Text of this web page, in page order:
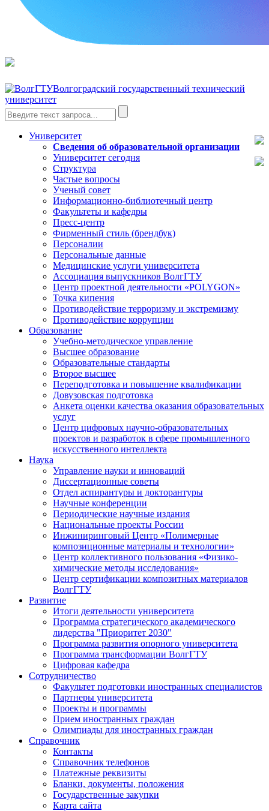
Волгоградский государственный технический
университет
Университет
Сведения об образовательной организации
Университет сегодня
Структура
Частые вопросы
Ученый совет
Информационно-библиотечный центр
Факультеты и кафедры
Пресс-центр
Фирменный стиль (брендбук)
Персоналии
Персональные данные
Медицинские услуги университета
Ассоциация выпускников ВолгГТУ
Центр проектной деятельности «POLYGON»
Точка кипения
Противодействие терроризму и экстремизму
Противодействие коррупции
Образование
Учебно-методическое управление
Высшее образование
Образовательные стандарты
Второе высшее
Переподготовка и повышение квалификации
Довузовская подготовка
Анкета оценки качества оказания образовательных
услуг
Центр цифровых научно-образовательных
проектов и разработок в сфере промышленного
искусственного интеллекта
Наука
Управление науки и инноваций
Диссертационные советы
Отдел аспирантуры и докторантуры
Научные конференции
Периодические научные издания
Национальные проекты России
Инжиниринговый Центр «Полимерные
композиционные материалы и технологии»
Центр коллективного пользования «Физико-
химические методы исследования»
Центр сертификации композитных материалов
ВолгГТУ
Развитие
Итоги деятельности университета
Программа стратегического академического
лидерства "Приоритет 2030"
Программа развития опорного университета
Программа трансформации ВолгГТУ
Цифровая кафедра
Сотрудничество
Факультет подготовки иностранных специалистов
Партнеры университета
Проекты и программы
Прием иностранных граждан
Олимпиады для иностранных граждан
Справочник
Контакты
Справочник телефонов
Платежные реквизиты
Бланки, документы, положения
Государственные закупки
Карта сайта